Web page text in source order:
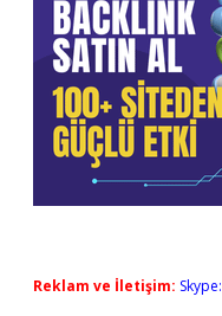
Reklam ve İletişim: